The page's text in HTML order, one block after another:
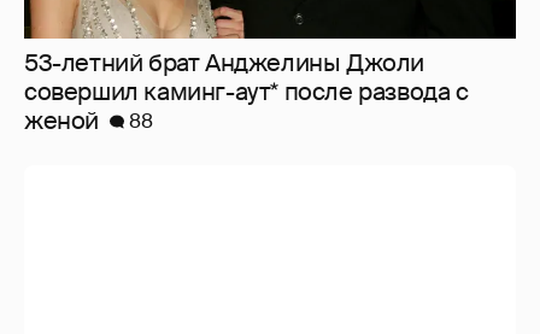
53-летний брат Анджелины Джоли
совершил каминг-аут* после развода с
женой
88